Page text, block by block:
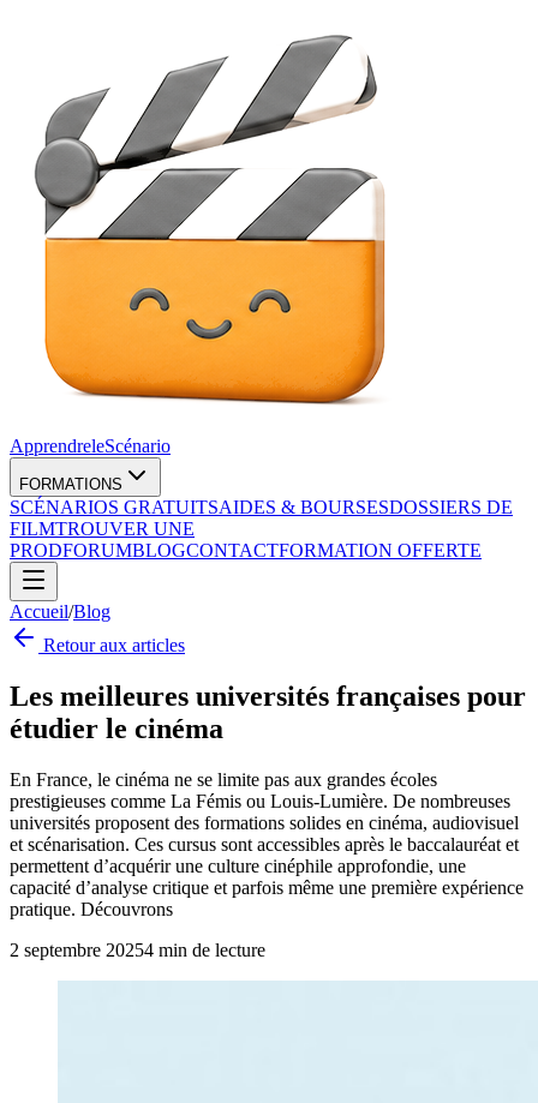
ApprendreleScénario
FORMATIONS
SCÉNARIOS GRATUITSAIDES & BOURSESDOSSIERS DE
FILMTROUVER UNE
PRODFORUMBLOGCONTACTFORMATION OFFERTE
Accueil/Blog
Retour aux articles
Les meilleures universités françaises pour
étudier le cinéma
En France, le cinéma ne se limite pas aux grandes écoles
prestigieuses comme La Fémis ou Louis-Lumière. De nombreuses
universités proposent des formations solides en cinéma, audiovisuel
et scénarisation. Ces cursus sont accessibles après le baccalauréat et
permettent d’acquérir une culture cinéphile approfondie, une
capacité d’analyse critique et parfois même une première expérience
pratique. Découvrons
2 septembre 20254 min de lecture